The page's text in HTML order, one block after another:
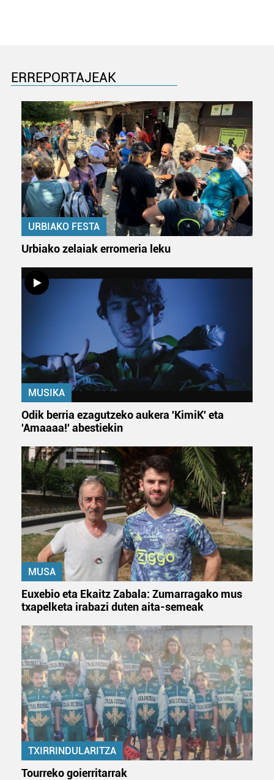
ERREPORTAJEAK
URBIAKO FESTA
Urbiako zelaiak erromeria leku
MUSIKA
Odik berria ezagutzeko aukera 'KimiK' eta
'Amaaaa!' abestiekin
MUSA
Euxebio eta Ekaitz Zabala: Zumarragako mus
txapelketa irabazi duten aita-semeak
TXIRRINDULARITZA
Tourreko goierritarrak